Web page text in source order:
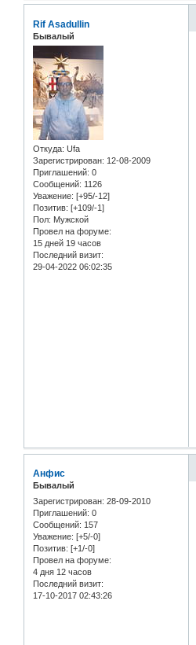
Rif Asadullin
Бывалый
Откуда: Ufa
Зарегистрирован: 12-08-2009
Приглашений: 0
Сообщений: 1126
Уважение: [+95/-12]
Позитив: [+109/-1]
Пол: Мужской
Провел на форуме:
15 дней 19 часов
Последний визит:
29-04-2022 06:02:35
Анфис
Бывалый
Зарегистрирован: 28-09-2010
Приглашений: 0
Сообщений: 157
Уважение: [+5/-0]
Позитив: [+1/-0]
Провел на форуме:
4 дня 12 часов
Последний визит:
17-10-2017 02:43:26